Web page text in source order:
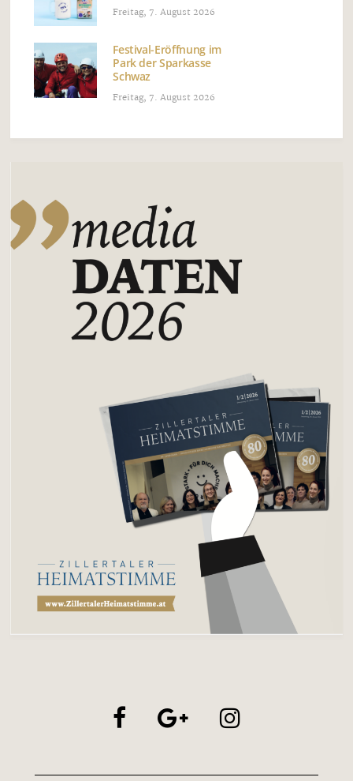
Freitag, 7. August 2026
Festival-Eröffnung im
Park der Sparkasse
Schwaz
Freitag, 7. August 2026